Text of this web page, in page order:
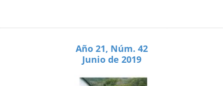
Año 21, Núm. 42
Junio de 2019